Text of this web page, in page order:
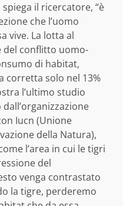
il ricercatore, “è
che l’uomo
vive. La lotta al
del conflitto uomo-
di habitat,
corretta solo nel 13%
l’ultimo studio
Iucn (Unione
della Natura),
l’area in cui le tigri
del
venga contrastato
la tigre, perderemo